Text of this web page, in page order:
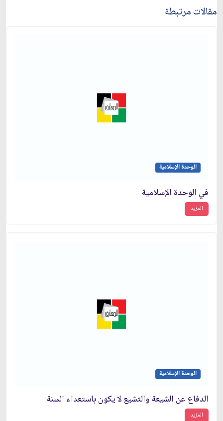
مقالات مرتبطة
الوحدة الإسلامية
في الوحدة الإسلامية
المزيد
الوحدة الإسلامية
الدفاع عن الشيعة والتشيع لا يكون باستعداء السنة
المزيد